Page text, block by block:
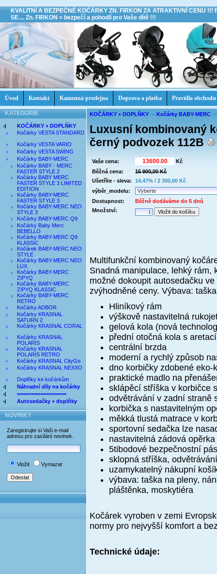
KVALITNÍ A BEZPEČNÉ KOČÁRKY ZN. FIRKON ZA ATRAKTIVNÍ CENU !!!
SE.... Zn. FIRKON = bezpečí a pohodlí pro Vaše dítě !!!
Úvod Kontakt Kamenná prodejna Doprava a platba Pravidla obchodu
KATEGORIE
KOČÁRKY + DOPLŇKY
Kočárky VESTA STANDARD
Kočárky VESTA VARIO
Kočárky VESTA SWING
Kočárky BABY-MERC
Kočárky BABY - MERC
FASTER STYLE 2
Kočárky BABY MERC
FASTER STYLE 3 LIMITED
EDITION
Kočárky BABY-MERC
FASTER STYLE 3
Kočárky BABY-MERC NEO
STYLE 3
Kočárky BABY-MERC Q9
Kočárky Baby Merc
BEBELLO
Kočárky BABY-MERC Q9
KLASSIC
Kočárek BABY-MERC NEO
STYLE
Kočárky BABY-MERC NEO
LUX
Kočárky BABY-MERC
ZIPYQ
Kočárky BABY-MERC
ZIPYQ KLASSIC
Kočárky BABY-MERC
RETRO
Kočárky ADBOR
Kočárky KRASNAL
SATURN 2
Kočárky KRASNAL CORAL
Kočárky KRASNAL
POLARIS
Kočárky KRASNAL
POLARIS RETRO
Kočárky KRASNAL CityGo
Kočárky KRASNAL NEXXO
Doplňky ke kočárkům
Náhradní díly na kočárky
=================
Autosedačky + doplňky
NOVINKY
Zaregistrujte si Vaši e-mail
adresu pro zasílání novinek.
Vložit Vymazat
KOČÁRKY + DOPLŇKY -> Kočárky BABY-MERC -
Luxusní kombinovaný
černý podvozek 112B
Vaše cena:
Kč
Běžná cena:
15 900,00 Kč
Ušetříte - sleva:
14.47% / 2 300,00 Kč
výběr_modelu:
Dostupnost:
Běžně dodáváme do 5 dnů
Množství:
Multifunkční kombinovaný
Snadná manipulace, lehký rám,
možné dokoupit autosedačku
zvýhodněné ceny. Výbava:
Hliníkový rám
výškově nastavitelná
gelová kola (nová
přední otočná kola s aretací
centrální brzda
moderní a rychlý způsob
dno korbičky zdobené eko-
praktické madlo na
sklápěcí stříška v korbičce
odvětrávání v zadní straně
korbička s nastavitelným
měkká tlustá matrace v
sportovní sedačka lze
nastavitelná zádová
5tibodové bezpečnostní
sklopná stříška,
uzamykatelný nákupní
výbava: taška na pleny,
pláštěnka, moskytiéra
Kočárek vyroben v zemi
normy pro nejvyšší komfort a
Technické údaje: